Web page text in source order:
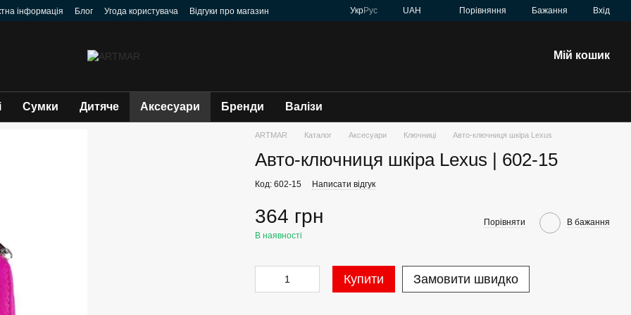
інформація Блог Угода користувача
Відгуки про магазин
УкрРус UAH Порівняння Бажання Вхід
Мій кошик
Сумки Дитяче Аксесуари Бренди Валізи
ARTMAR Каталог Аксесуари Ключниці Авто-ключниця шкіра Lexus
Авто-ключниця шкіра Lexus | 602-15
Код: 602-15 Написати відгук
364 грн
В наявності
Порівняти В бажання
Купити Замовити швидко